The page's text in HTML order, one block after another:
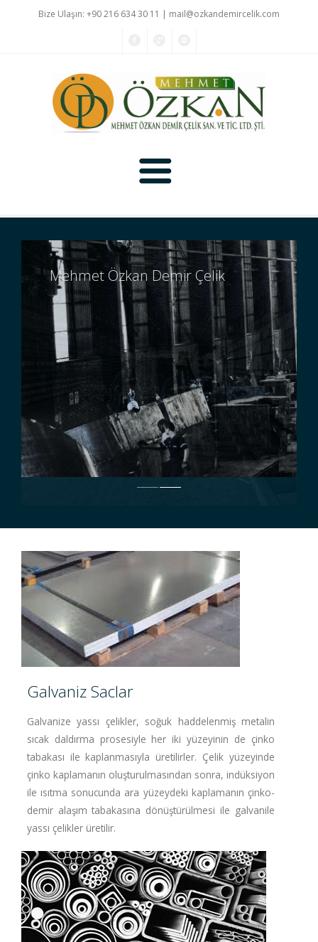
Bize Ulaşın: +90 216 634 30 11 | mail@ozkandemircelik.com
Ana Sayfa
Ürünler
Hakkımızda
Hizmetler
İletişim
Mehmet Özkan Demir Çelik
Galvaniz Saclar
Galvanize yassı çelikler, soğuk haddelenmiş metalin
sıcak daldırma prosesiyle her iki yüzeyinin de çinko
tabakası ile kaplanmasıyla üretilirler. Çelik yüzeyinde
çinko kaplamanın oluşturulmasından sonra, indüksiyon
ile ısıtma sonucunda ara yüzeydeki kaplamanın çinko-
demir alaşım tabakasına dönüştürülmesi ile galvanile
yassı çelikler üretilir.